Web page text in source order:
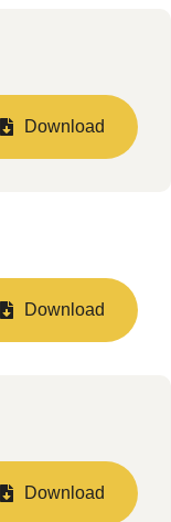
Download
Download
Download